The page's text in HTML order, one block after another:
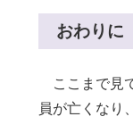
おわりに
ここまで見
員が亡くなり